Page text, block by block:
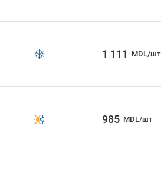
1 111 MDL/шт
985 MDL/шт